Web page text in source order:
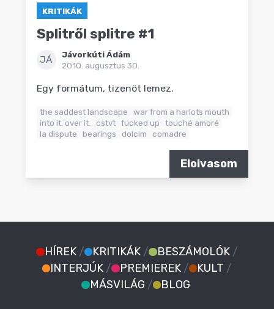
KRITIKÁK
Splitről splitre #1
JÁ
Jávorkúti Ádám
2010. augusztus 30.
Egy formátum, tizenöt lemez.
the saddest landscape
war from a harlots mouth
into it. over it.
cstvt fucked up
touché amoré
la dispute
bearings dolcim comadre
Elolvasom
HÍREK / KRITIKÁK / BESZÁMOLÓK /
INTERJÚK / PREMIEREK / KULT /
MÁSVILÁG / BLOG